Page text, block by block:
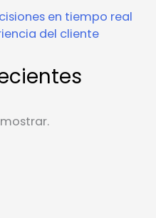
en tiempo real
del cliente